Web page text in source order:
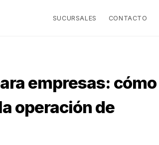
SUCURSALES CONTACTO
empresas: cómo
operación de